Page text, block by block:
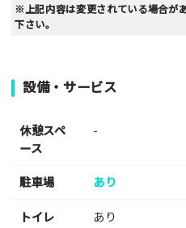
※上記内容は変更されている場合が
下さい。
設備・サービス
休憩スペ
ース
-
駐車場 あり
トイレ
あり